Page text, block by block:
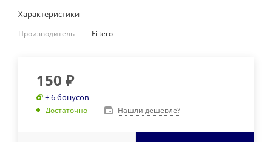
Характеристики
Производитель — Filtero
150 ₽
+ 6 бонусов
Достаточно Нашли дешевле?